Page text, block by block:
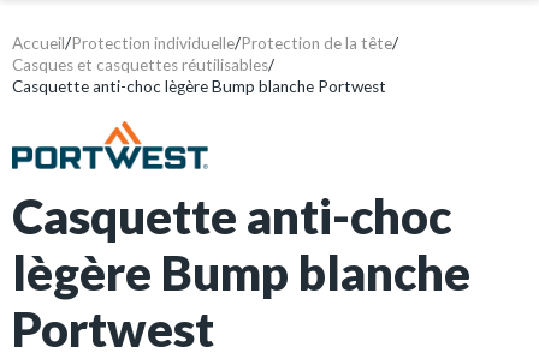
Accueil/Protection individuelle/Protection de la tête/
Casques et casquettes réutilisables/
Casquette anti-choc lègère Bump blanche Portwest
Casquette anti-choc
lègère Bump blanche
Portwest